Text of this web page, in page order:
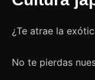
¿Te atrae la
No te pierdas